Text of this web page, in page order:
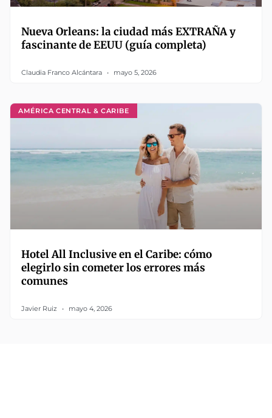
Nueva Orleans: la ciudad más EXTRAÑA y
fascinante de EEUU (guía completa)
Claudia Franco Alcántara mayo 5, 2026
AMÉRICA CENTRAL & CARIBE
Hotel All Inclusive en el Caribe: cómo
elegirlo sin cometer los errores más
comunes
Javier Ruiz mayo 4, 2026